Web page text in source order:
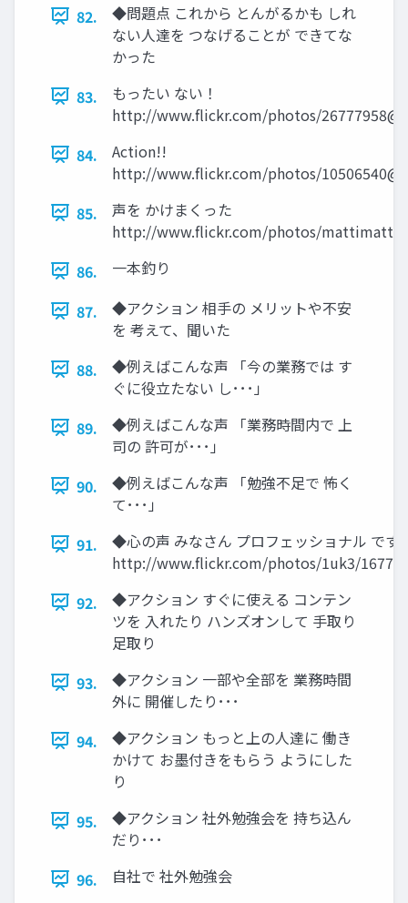
82.
◆問題点 これから とんがるかも しれ
ない人達を つなげることが できてな
かった
83.
もったい ない！
http://www.flickr.com/photos/
84.
Action!!
http://www.flickr.com/photos/
85.
声を かけまくった
http://www.flickr.com/photos/
86.
一本釣り
87.
◆アクション 相手の メリットや不安
を 考えて、聞いた
88.
◆例えばこんな声 「今の業務では す
ぐに役立たない し･･･」
89.
◆例えばこんな声 「業務時間内で 上
司の 許可が･･･」
90.
◆例えばこんな声 「勉強不足で 怖く
て･･･」
91.
◆心の声 みなさん プロフェッショナル です
http://www.flickr.com/photos/1uk3/
92.
◆アクション すぐに使える コンテン
ツを 入れたり ハンズオンして 手取り
足取り
93.
◆アクション 一部や全部を 業務時間
外に 開催したり･･･
94.
◆アクション もっと上の人達に 働き
かけて お墨付きをもらう ようにした
り
95.
◆アクション 社外勉強会を 持ち込ん
だり･･･
96.
自社で 社外勉強会